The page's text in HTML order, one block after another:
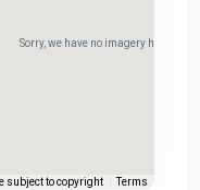
Sorry, we have no imagery here.
subject to copyright Terms